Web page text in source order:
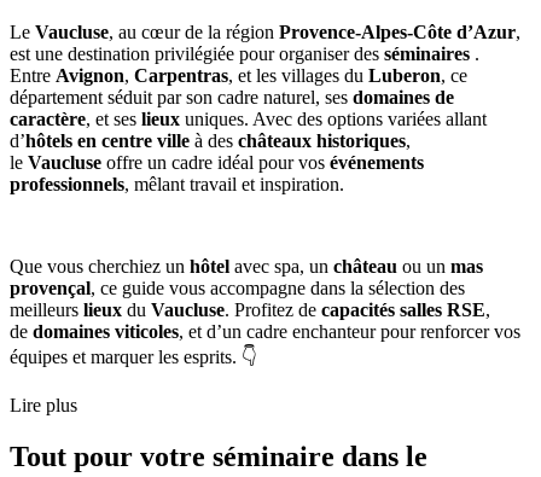
Le Vaucluse, au cœur de la région Provence-Alpes-Côte d’Azur,
est une destination privilégiée pour organiser des séminaires .
Entre Avignon, Carpentras, et les villages du Luberon, ce
département séduit par son cadre naturel, ses domaines de
caractère, et ses lieux uniques. Avec des options variées allant
d’hôtels en centre ville à des châteaux historiques,
le Vaucluse offre un cadre idéal pour vos événements
professionnels, mêlant travail et inspiration.
Que vous cherchiez un hôtel avec spa, un château ou un mas
provençal, ce guide vous accompagne dans la sélection des
meilleurs lieux du Vaucluse. Profitez de capacités salles RSE,
de domaines viticoles, et d’un cadre enchanteur pour renforcer vos
équipes et marquer les esprits. 👇
Lire plus
Tout pour votre séminaire dans le